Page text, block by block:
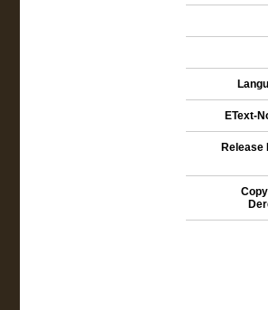
EText-
Release